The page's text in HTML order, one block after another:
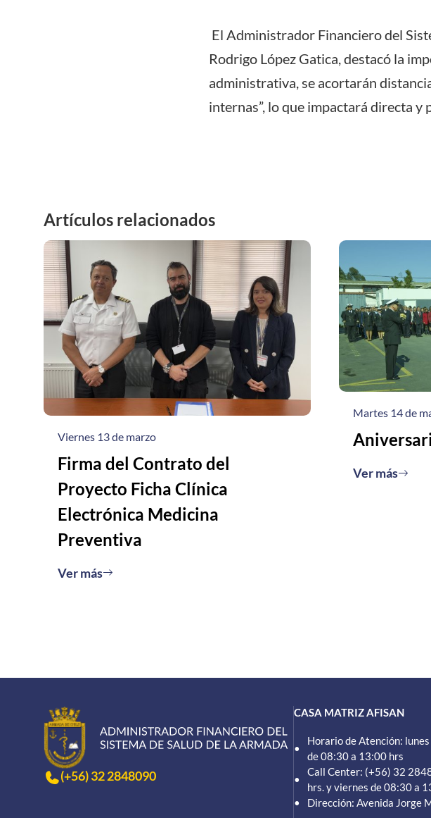
El Administrador Financiero del
Rodrigo López Gatica, destacó la
administrativa, se acortarán
internas”, lo que impactará directa
Artículos relacionados
Viernes 13 de marzo
Firma del Contrato del
Proyecto Ficha Clínica
Electrónica Medicina
Preventiva
Ver más
Martes 14 de
Ver más
(+56) 32 2848090
CASA MATRIZ AFISAN
Horario de Atención:
de 08:30 a 13:00 hrs
Call Center: (+56) 32
hrs. y viernes de 08:30 a
Dirección: Avenida Jorge